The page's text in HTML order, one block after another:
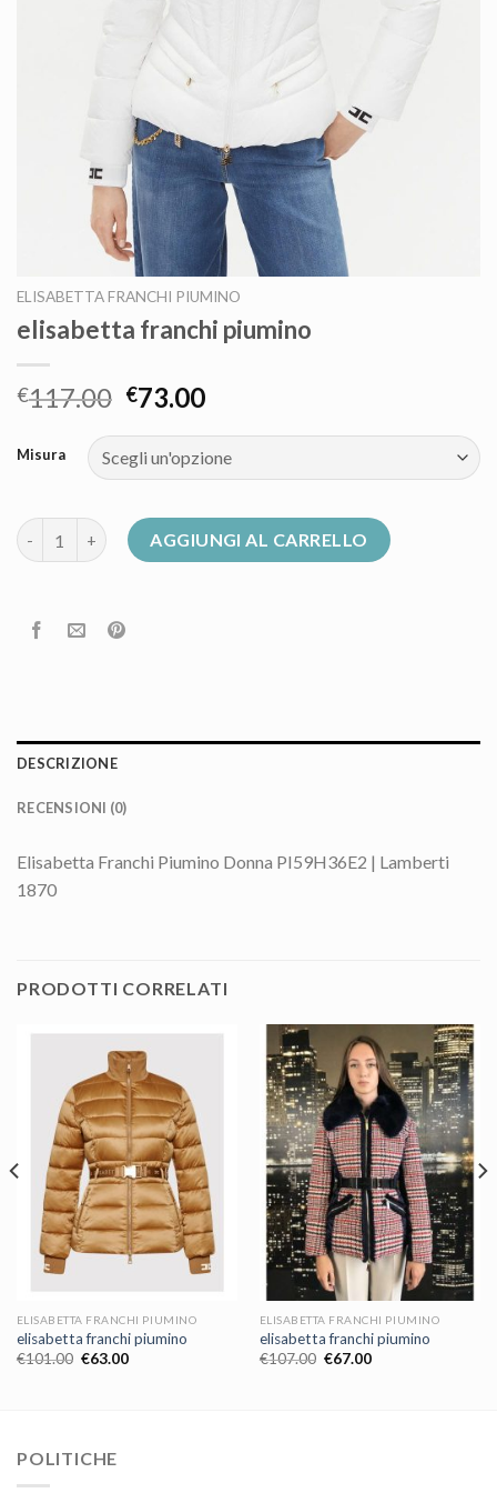
ELISABETTA FRANCHI PIUMINO
elisabetta franchi piumino
€117.00 €73.00
Misura
elisabetta franchi piumino quantità
AGGIUNGI AL CARRELLO
DESCRIZIONE
RECENSIONI (0)
Elisabetta Franchi Piumino Donna PI59H36E2 | Lamberti
1870
PRODOTTI CORRELATI
ELISABETTA FRANCHI PIUMINO
elisabetta franchi piumino
€101.00 €63.00
ELISABETTA FRANCHI PIUMINO
elisabetta franchi piumino
€107.00 €67.00
POLITICHE